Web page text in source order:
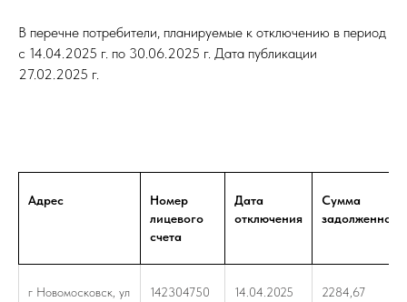
В перечне потребители, планируемые к отключению в период
с 14.04.2025 г. по 30.06.2025 г. Дата публикации
27.02.2025 г.
Адрес
Номер
лицевого
счета
Дата
отключения
Сумма
г Новомосковск, ул
142304750 14.04.2025 2284,67